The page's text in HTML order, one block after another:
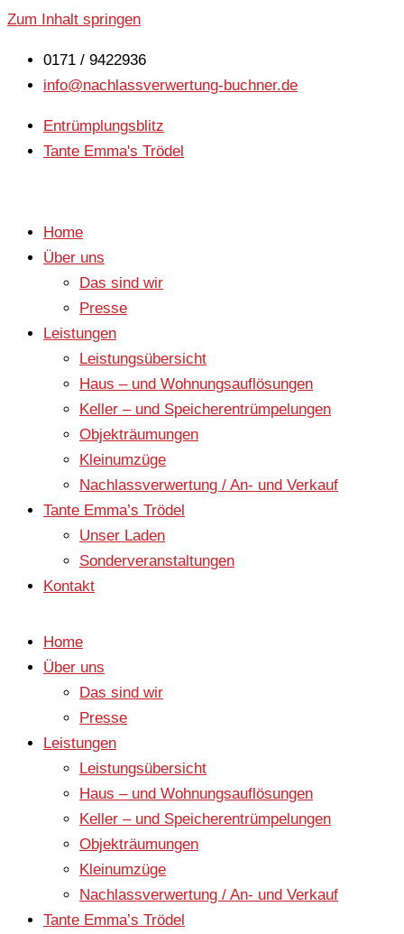
Zum Inhalt springen
0171 / 9422936
info@nachlassverwertung-buchner.de
Entrümplungsblitz
Tante Emma's Trödel
Home
Über uns
Das sind wir
Presse
Leistungen
Leistungsübersicht
Haus – und Wohnungsauflösungen
Keller – und Speicherentrümpelungen
Objekträumungen
Kleinumzüge
Nachlassverwertung / An- und Verkauf
Tante Emma’s Trödel
Unser Laden
Sonderveranstaltungen
Kontakt
Home
Über uns
Das sind wir
Presse
Leistungen
Leistungsübersicht
Haus – und Wohnungsauflösungen
Keller – und Speicherentrümpelungen
Objekträumungen
Kleinumzüge
Nachlassverwertung / An- und Verkauf
Tante Emma’s Trödel